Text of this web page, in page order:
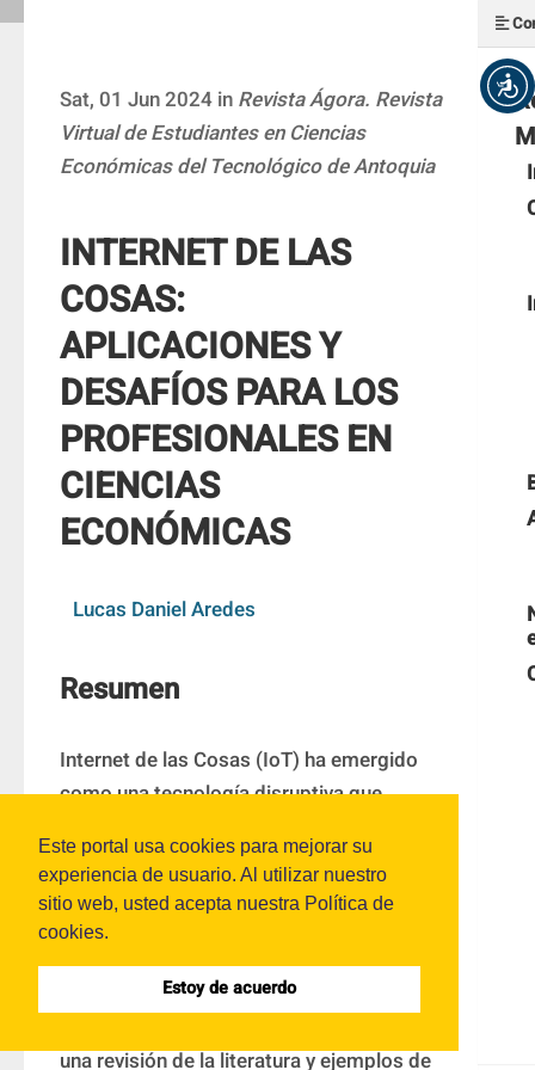
Este portal usa cookies para mejorar su
experiencia de usuario. Al utilizar nuestro
sitio web, usted acepta nuestra Política de
cookies.
Estoy de acuerdo
Sat, 01 Jun 2024 in Revista Ágora. Revista
Virtual de Estudiantes en Ciencias
Económicas del Tecnológico de Antoquia
INTERNET DE LAS
COSAS:
APLICACIONES Y
DESAFÍOS PARA LOS
PROFESIONALES EN
CIENCIAS
ECONÓMICAS
Lucas Daniel Aredes
Resumen
Internet de las Cosas (IoT) ha emergido
como una tecnología disruptiva que
intercambiar datos en tiempo real. Este
artículo explora el concepto, las
características, las aplicaciones en el
ámbito de las Ciencias Económicas y los
desafíos que plantea el IoT para los
una revisión de la literatura y ejemplos de